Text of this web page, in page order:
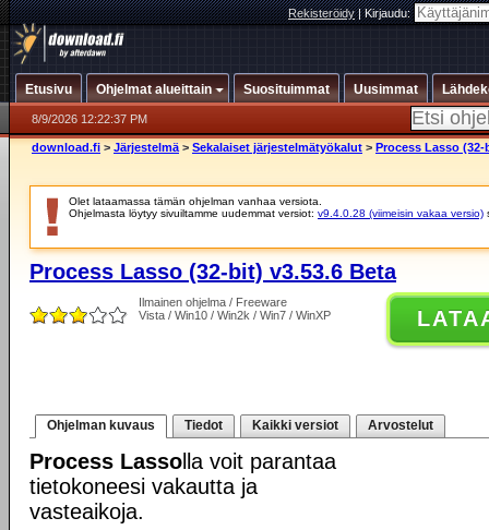
Rekisteröidy|Kirjaudu:
Etusivu Ohjelmat alueittain Suosituimmat Uusimmat
8/9/2026 12:22:37 PM
download.fi > Järjestelmä > Sekalaiset järjestelmätyökalut > Process Lasso (32-
Olet lataamassa tämän ohjelman vanhaa versiota.
Ohjelmasta löytyy sivuiltamme uudemmat versiot: v9.4.0.28 (viimeisin vakaa versio)
Process Lasso (32-bit) v3.53.6 Beta
Ilmainen ohjelma / Freeware
Vista / Win10 / Win2k / Win7 / WinXP
Ohjelman kuvaus Tiedot Kaikki versiot Arvostelut
Process Lasso lla voit parantaa
tietokoneesi vakautta ja
vasteaikoja.